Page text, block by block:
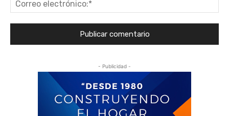
- Publicidad -